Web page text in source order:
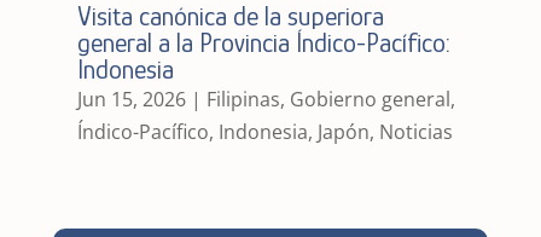
Visita canónica de la superiora
general a la Provincia Índico-Pacífico:
Indonesia
Jun 15, 2026| Filipinas, Gobierno general,
Índico-Pacífico, Indonesia, Japón, Noticias